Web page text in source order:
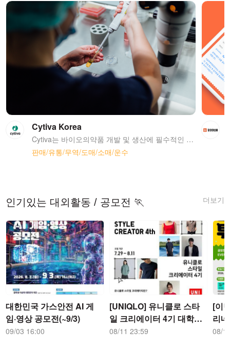
Cytiva Korea
Cytiva는 바이오의약품 개발 및 생산에 필수적인 핵심 기술과 서비스를 제공하는 글로벌 생명과학 선도기업입니다. 우리는 1911년에 스웨덴에서 설립된 Pharmacia의 전통을 계승하고 있으며, 현재 전 세계 40개국에서 8,000여 명의 직원이 혁신적인 치료법 개발을 통해 인류의 건강을 증진시키고자 하는 비전을 향해 노력하고 있습니다. 미국 FDA 승인 바이오의약품 중 75%가 Cytiva의 기술을 바탕으로 개발되었으며, 단백질 정제의 대명사인 ÄKTA와 Amersham, Biacore, HyClone, Whatman, Xcellerex, Xuri 등의 글로벌 No.1 브랜드를 지속적으로 발전시켜 의약품 개발에 중추적인 역할을 담당하고 있습니다. 세계가 주목하는 한국 바이오 시장에서 Cytiva와 함께 성장하실 여러분을 기다립니다.
판매/유통/무역/도매/소매/운수
더보기
인기있는 대외활동 / 공모전 🏃
대한민국 가스안전 AI 게
임·영상 공모전(~9/3)
09/03 16:00
[UNIQLO] 유니클로 스타
일 크리에이터 4기 대학생
대외활동 공모전
08/11 23:59
[이
리
이
08/